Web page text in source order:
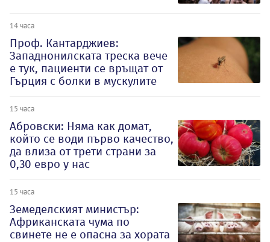
14 часа
Проф. Кантарджиев:
Западнонилската треска вече
е тук, пациенти се връщат от
Гърция с болки в мускулите
15 часа
Абровски: Няма как домат,
който се води първо качество,
да влиза от трети страни за
0,30 евро у нас
15 часа
Земеделският министър:
Африканската чума по
свинете не е опасна за хората